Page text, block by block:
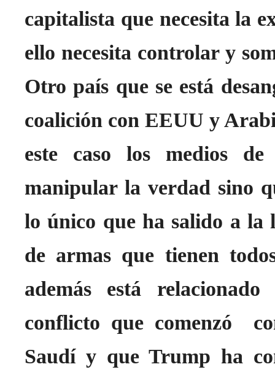
capitalista que necesita la
ello necesita controlar y
Otro país que se está
coalición con EEUU y
este caso los medios
manipular la verdad sino
lo único que ha salido a la
de armas que tienen
además está
conflicto que comenzó
Saudí y que Trump ha